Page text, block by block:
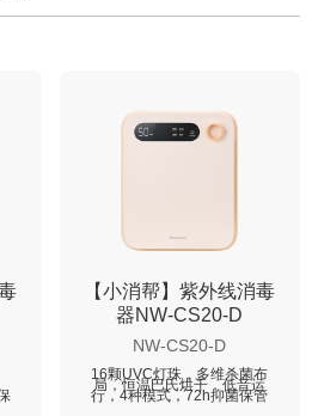
【小消帮】紫外线消毒
器NW-CS20-D
NW-CS20-D
16颗UVC灯珠，多维杀菌布
局，恒温巴氏烘干，低音运
行，4种模式，72h抑菌保管